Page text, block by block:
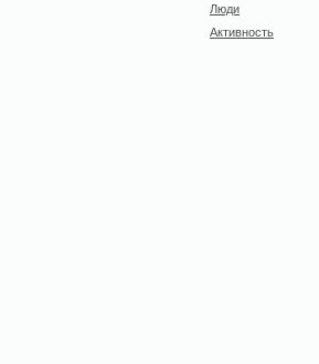
Люди
Активность